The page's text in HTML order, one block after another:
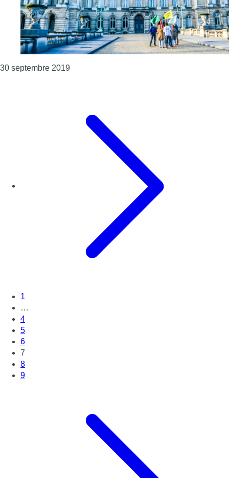
30 septembre 2019Consulter l'article "Des membres
1
…
4
5
6
7
8
9